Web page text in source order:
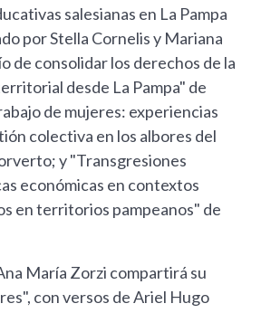
salesianas en La Pampa
por Stella Cornelis y Mariana
de consolidar los derechos de la
desde La Pampa" de
de mujeres: experiencias
colectiva en los albores del
y "Transgresiones
económicas en contextos
en territorios pampeanos" de
María Zorzi compartirá su
con versos de Ariel Hugo